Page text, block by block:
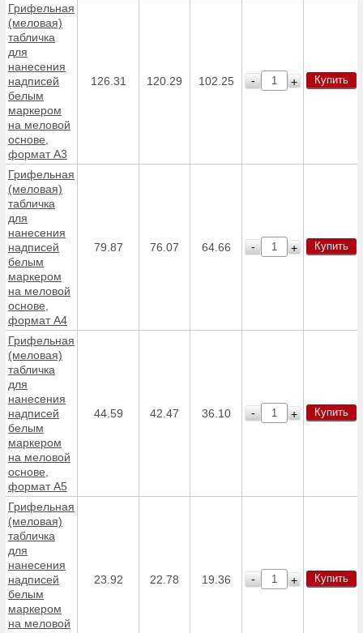
Грифельная
(меловая)
табличка
для
нанесения
надписей
белым
маркером
на меловой
основе,
формат А3
126.31 120.29 102.25 - + Купить
Грифельная
(меловая)
табличка
для
нанесения
надписей
белым
маркером
на меловой
основе,
формат А4
79.87 76.07 64.66 - + Купить
Грифельная
(меловая)
табличка
для
нанесения
надписей
белым
маркером
на меловой
основе,
формат А5
44.59 42.47 36.10 - + Купить
Грифельная
(меловая)
табличка
для
нанесения
надписей
белым
маркером
на меловой
23.92 22.78 19.36 - + Купить